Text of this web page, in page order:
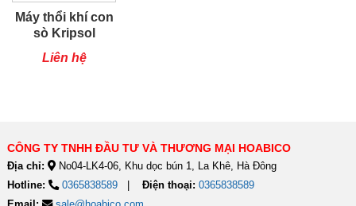
Máy thổi khí con
sò Kripsol
SKH300T1
Liên hệ
CÔNG TY TNHH ĐẦU TƯ VÀ THƯƠNG MẠI HOABICO
Địa chỉ:
No04-LK4-06, Khu dọc bún 1, La Khê, Hà Đông
Hotline:
0365838589 Điện thoại: 0365838589